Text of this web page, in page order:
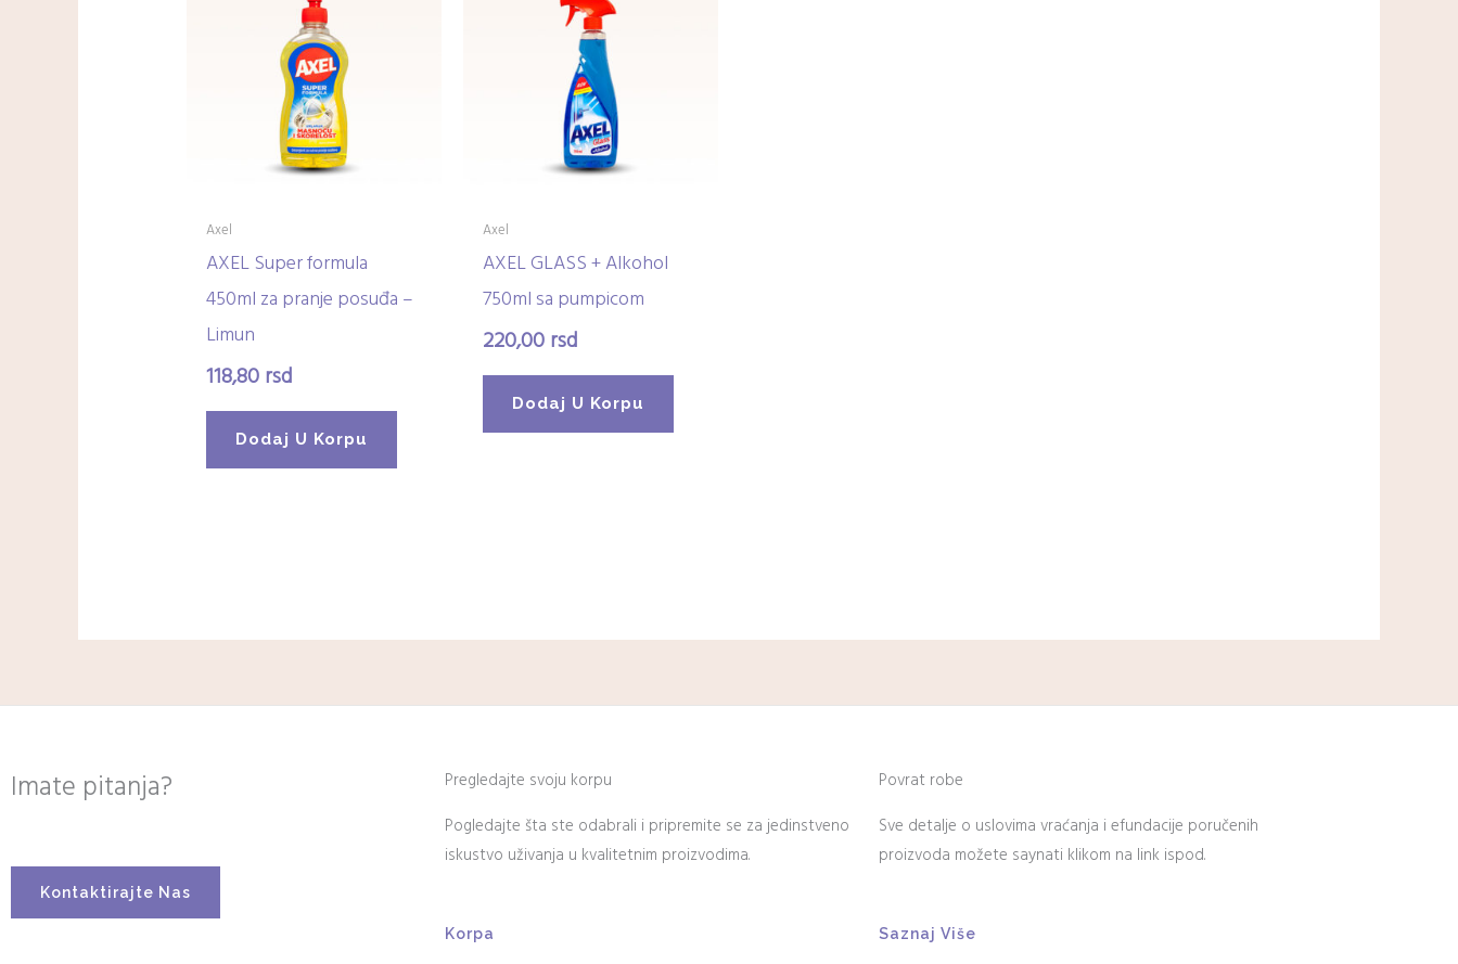
Axel
AXEL Super formula
450ml za pranje posuđa –
Limun
118,80rsd
Dodaj U Korpu
Axel
AXEL GLASS + Alkohol
750ml sa pumpicom
220,00rsd
Dodaj U Korpu
Imate pitanja?
Kontaktirajte Nas
Pregledajte svoju korpu
Pogledajte šta ste odabrali i pripremite se za jedinstveno
iskustvo uživanja u kvalitetnim proizvodima.
Korpa
Povrat robe
Sve detalje o uslovima vraćanja i efundacije poručenih
proizvoda možete saynati klikom na link ispod.
Saznaj Više